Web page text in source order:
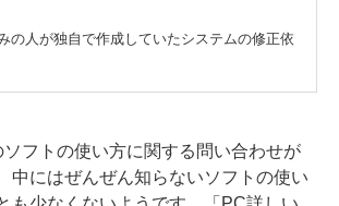
の人が独自で作成していたシステムの修正依
フトの使い方に関する問い合わせが
中にはぜんぜん知らないソフトの使い